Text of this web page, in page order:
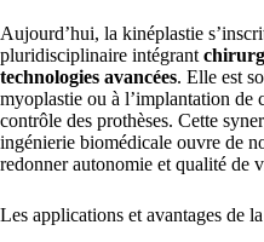
Aujourd’hui, la kinéplastie
pluridisciplinaire intégrant
technologies avancées. Elle est
myoplastie ou à l’implantation de
contrôle des prothèses. Cette
ingénierie biomédicale ouvre de
redonner autonomie et qualité de
Les applications et avantages de